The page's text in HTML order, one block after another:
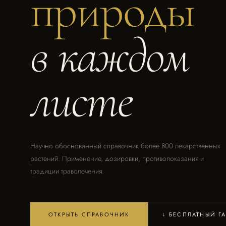
в каждом
листе
Научно обоснованный справочник более 800 лекарственных
растений. Применение, дозировки, противопоказания и
традиции траволечения.
ОТКРЫТЬ СПРАВОЧНИК ↓ БЕСПЛАТНЫЙ